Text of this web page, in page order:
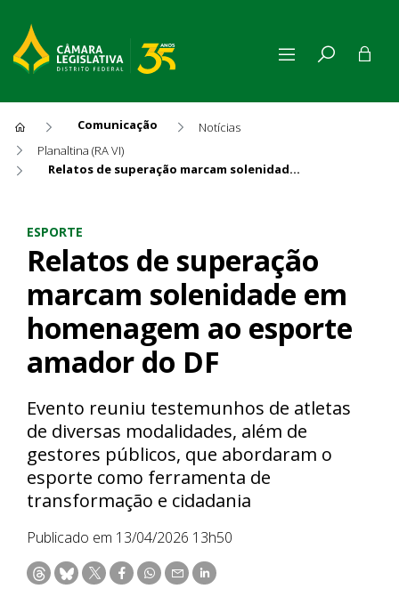
Comunicação
Notícias
Planaltina (RA VI)
Relatos de superação marcam solenidade em homenagem ao esporte amador do DF
ESPORTE
Relatos de superação
marcam solenidade em
homenagem ao esporte
amador do DF
Evento reuniu testemunhos de atletas
de diversas modalidades, além de
gestores públicos, que abordaram o
esporte como ferramenta de
transformação e cidadania
Publicado em 13/04/2026 13h50